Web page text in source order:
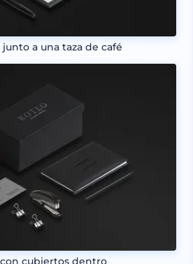
a una taza de café
cubiertos dentro